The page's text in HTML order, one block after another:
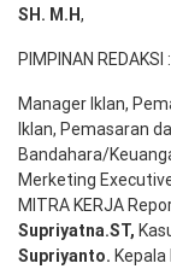
SH . M.H,
PIMPINAN REDAKSI :
Manager Iklan,
Iklan, Pemasaran
Bandahara/
Merketing
MITRA KERJA
Supriyatna.ST,
Supriyanto.